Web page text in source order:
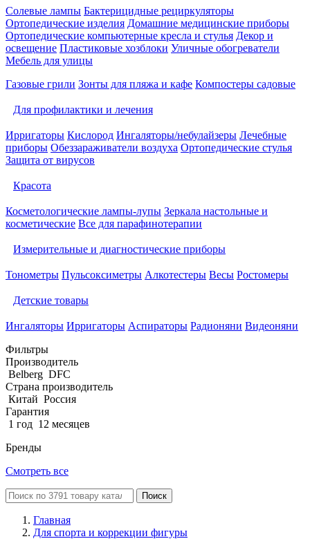
Солевые лампы Бактерицидные рециркуляторы
Ортопедические изделия Домашние медицинские приборы
Ортопедические компьютерные кресла и стулья Декор и
освещение Пластиковые хозблоки Уличные обогреватели
Мебель для улицы
Газовые грили Зонты для пляжа и кафе Компостеры садовые
Для профилактики и лечения
Ирригаторы Кислород Ингаляторы/небулайзеры Лечебные
приборы Обеззараживатели воздуха Ортопедические стулья
Защита от вирусов
Красота
Косметологические лампы-лупы Зеркала настольные и
косметические Все для парафинотерапии
Измерительные и диагностические приборы
Тонометры Пульсоксиметры Алкотестеры Весы Ростомеры
Детские товары
Ингаляторы Ирригаторы Аспираторы Радионяни Видеоняни
Фильтры
Производитель
Belberg DFC
Страна производитель
Китай Россия
Гарантия
1 год 12 месяцев
Бренды
Смотреть все
Поиск
Главная
Для спорта и коррекции фигуры